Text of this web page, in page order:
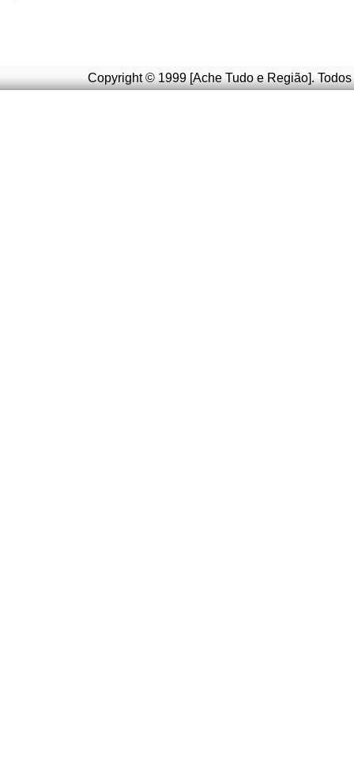
Copyright © 1999 [Ache Tudo e Região].